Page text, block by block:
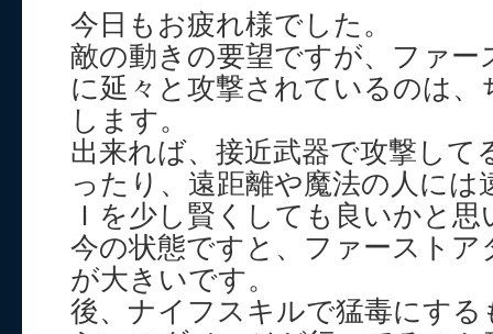
今日もお疲れ様でした。
敵の動きの要望ですが、ファ
に延々と攻撃されているのは
します。
出来れば、接近武器で攻撃して
ったり、遠距離や魔法の人には
Ｉを少し賢くしても良いかと思
今の状態ですと、ファーストア
が大きいです。
後、ナイフスキルで猛毒にす